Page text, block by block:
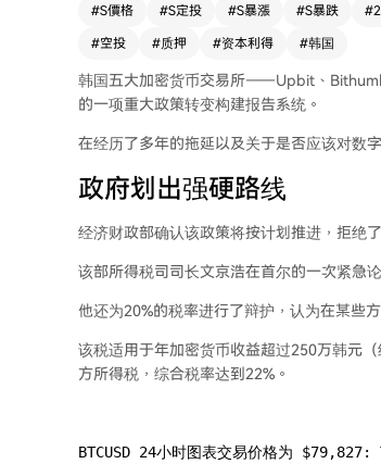
#S價格 #S定投 #S暴漲 #S暴跌 #
#空投 #质押 #资本利得 #韩国
韩国五大加密货币交易所——Upbit、
的一项重大政策转变构建报告系统。
在经历了多年的拖延以及关于是否应该对数
政府划出强硬路线
经济财政部确认该政策将按计划推进，拒绝
该部所得税司司长文京浩在首尔的一次紧急
他还为20%的税率进行了辩护，认为在某些
该税适用于年加密货币收益超过250万韩元
方所得税，综合税率达到22%。
BTCUSD 24小时图表交易价格为